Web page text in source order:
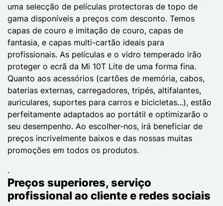
uma selecção de películas protectoras de topo de
gama disponíveis a preços com desconto. Temos
capas de couro e imitação de couro, capas de
fantasia, e capas multi-cartão ideais para
profissionais. As películas e o vidro temperado irão
proteger o ecrã da Mi 10T Lite de uma forma fina.
Quanto aos acessórios (cartões de memória, cabos,
baterias externas, carregadores, tripés, altifalantes,
auriculares, suportes para carros e bicicletas...), estão
perfeitamente adaptados ao portátil e optimizarão o
seu desempenho. Ao escolher-nos, irá beneficiar de
preços incrivelmente baixos e das nossas muitas
promoções em todos os produtos.
.
Preços superiores, serviço
profissional ao cliente e redes sociais